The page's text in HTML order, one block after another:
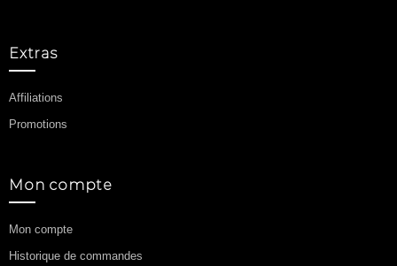
Extras
Affiliations
Promotions
Mon compte
Mon compte
Historique de commandes